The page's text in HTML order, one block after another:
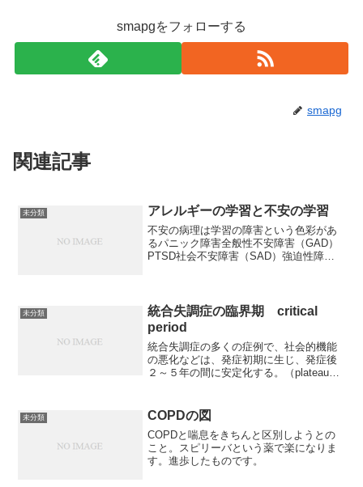
smapgをフォローする
smapg
関連記事
未分類 アレルギーの学習と不安の学習
不安の病理は学習の障害という色彩があ
るパニック障害全般性不安障害（GAD）
PTSD社会不安障害（SAD）強迫性障害
だろう。PTSD...
未分類
統合失調症の臨界期 critical
period
統合失調症の多くの症例で、社会的機能
の悪化などは、発症初期に生じ、発症後
２～５年の間に安定化する。（plateau
発している。患者本人や家族への心理社
会的影...
未分類 COPDの図
COPDと喘息をきちんと区別しようとの
こと。スピリーバという薬で楽になりま
す。進歩したものです。